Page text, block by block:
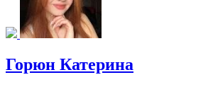
Горюн Катерина